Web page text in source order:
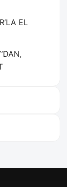
EL